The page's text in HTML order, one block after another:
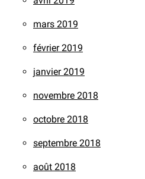
mars 2019
février 2019
janvier 2019
novembre 2018
octobre 2018
septembre 2018
août 2018